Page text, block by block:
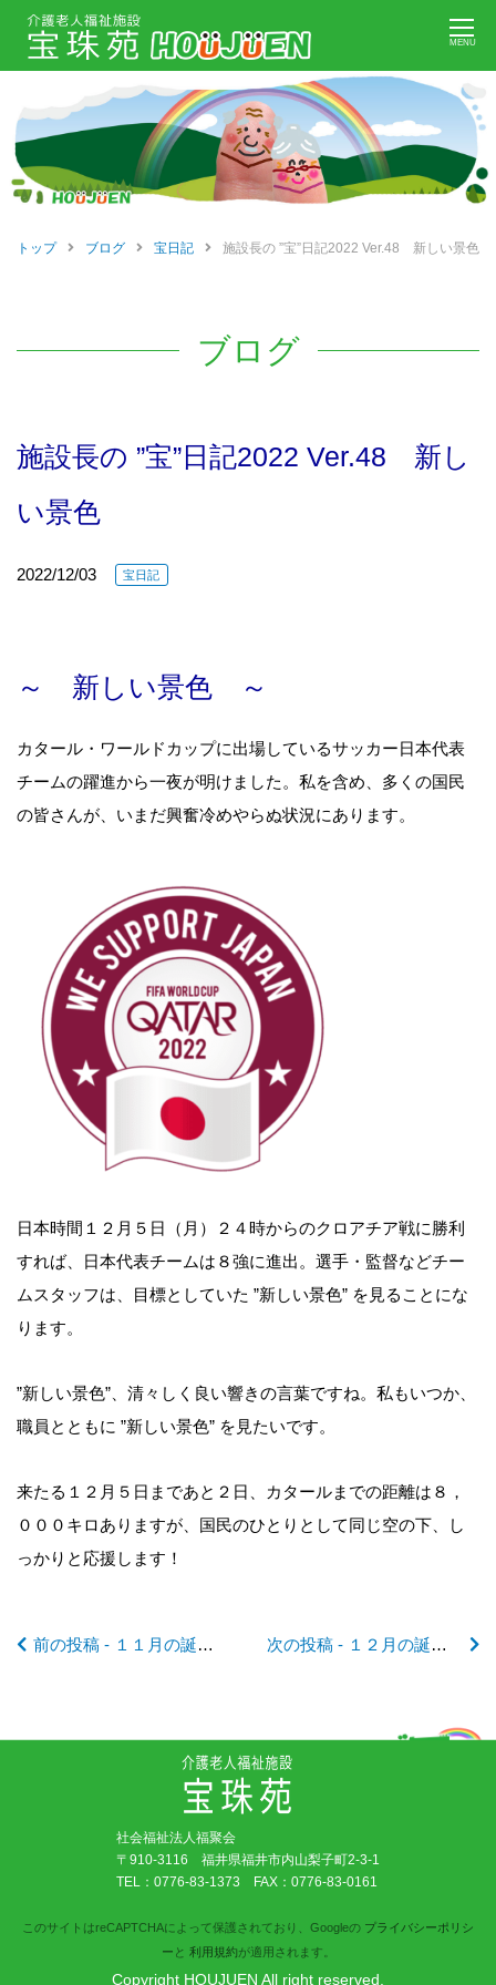
Skip
MENU
トップ ブログ 宝日記 施設長の ”宝”日記2022 Ver.48 新しい景色
ブログ
施設長の ”宝”日記2022 Ver.48 新し
い景色
2022/12/03 宝日記
～ 新しい景色 ～
カタール・ワールドカップに出場しているサッカー日本代表
チームの躍進から一夜が明けました。私を含め、多くの国民
の皆さんが、いまだ興奮冷めやらぬ状況にあります。
日本時間１２月５日（月）２４時からのクロアチア戦に勝利
すれば、日本代表チームは８強に進出。選手・監督などチー
ムスタッフは、目標としていた ”新しい景色” を見ることにな
ります。
”新しい景色”、清々しく良い響きの言葉ですね。私もいつか、
職員とともに ”新しい景色” を見たいです。
来たる１２月５日まであと２日、カタールまでの距離は８，
０００キロありますが、国民のひとりとして同じ空の下、し
っかりと応援します！
前
後
記
へ
ク
前の投稿 - １１月の誕生会🎂 ～芸術の秋に触れて～ 次の投稿 - １２月の誕生会🎂
社会福祉法人福聚会
〒910-3116 福井県福井市内山梨子町2-3-1
TEL： 0776-83-1373 FAX：0776-83-0161
このサイトはreCAPTCHAによって保護されており、Googleの プライバシーポリシ
ー と 利用規約が適用されます。
Copyright HOUJUEN All right reserved.